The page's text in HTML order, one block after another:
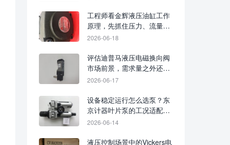
工程师看金辉液压油缸工作
原理，先抓住压力、流量与
活塞动作
2026-06-18
评估迪普马液压电磁换向阀
市场前景，需求量之外还要
看工况匹配与维护成本
2026-06-17
设备稳定运行怎么选泵？东
京计器叶片泵的工况适配要
点
2026-06-14
液压控制场景中的Vickers电